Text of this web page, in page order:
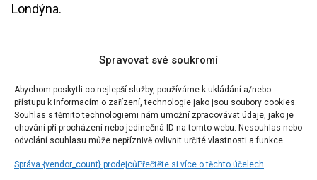
Spravovat své soukromí
Abychom poskytli co nejlepší služby, používáme k ukládání a/nebo
přístupu k informacím o zařízení, technologie jako jsou soubory cookies.
Souhlas s těmito technologiemi nám umožní zpracovávat údaje, jako je
chování při procházení nebo jedinečná ID na tomto webu. Nesouhlas nebo
odvolání souhlasu může nepříznivě ovlivnit určité vlastnosti a funkce.
Správa {vendor_count} prodejcůPřečtěte si více o těchto účelech
Londýna.
vysokou školu, že ano?
Ano, dostala. Dostala jsem se do Dublinu, jenže jsem
v té době dostala nabídku na hlavní roli v muzikálu
v Hudebním divadle Karlín, a to jsem
nemohla odmítnout.